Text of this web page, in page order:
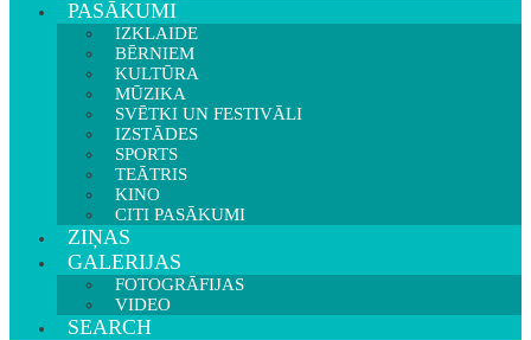
PASĀKUMI
IZKLAIDE
BĒRNIEM
KULTŪRA
MŪZIKA
SVĒTKI UN FESTIVĀLI
IZSTĀDES
SPORTS
TEĀTRIS
KINO
CITI PASĀKUMI
ZIŅAS
GALERIJAS
FOTOGRĀFIJAS
VIDEO
SEARCH